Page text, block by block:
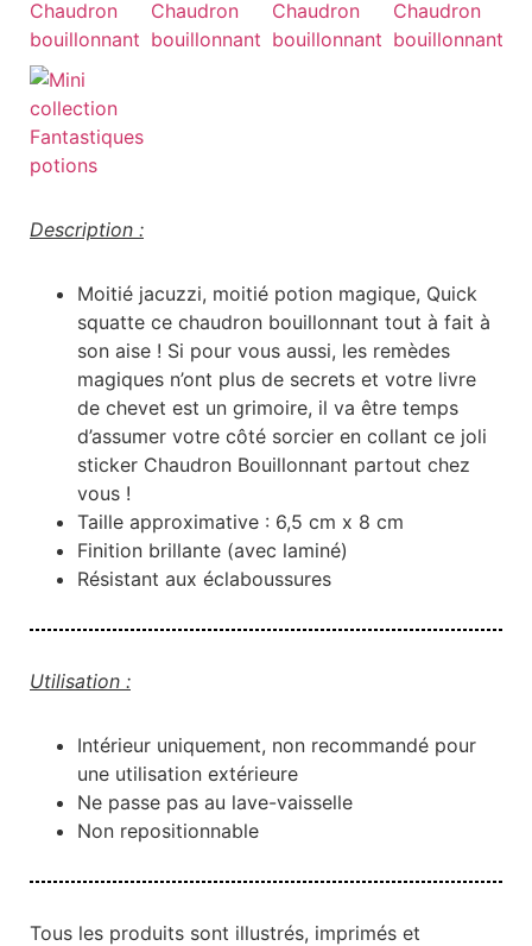
Description :
Moitié jacuzzi, moitié potion magique, Quick
squatte ce chaudron bouillonnant tout à fait à
son aise ! Si pour vous aussi, les remèdes
magiques n’ont plus de secrets et votre livre
de chevet est un grimoire, il va être temps
d’assumer votre côté sorcier en collant ce joli
sticker Chaudron Bouillonnant partout chez
vous !
Taille approximative : 6,5 cm x 8 cm
Finition brillante (avec laminé)
Résistant aux éclaboussures
Utilisation :
Intérieur uniquement, non recommandé pour
une utilisation extérieure
Ne passe pas au lave-vaisselle
Non repositionnable
Tous les produits sont illustrés, imprimés et